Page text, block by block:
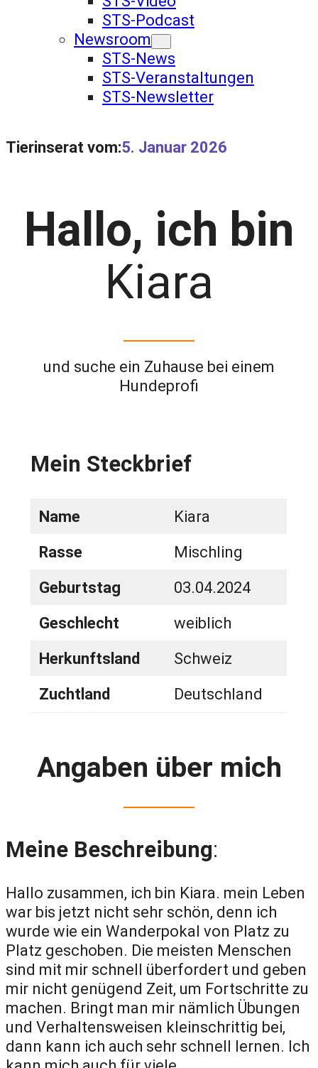
STS-Podcast
Newsroom
STS-News
STS-Veranstaltungen
STS-Newsletter
Tierinserat vom:5. Januar 2026
Hallo, ich bin
Kiara
und suche ein Zuhause bei einem
Hundeprofi
Mein Steckbrief
Name
Kiara
Rasse
Mischling
Geburtstag
03.04.2024
Geschlecht
weiblich
Herkunftsland
Schweiz
Zuchtland
Deutschland
Angaben über mich
Meine Beschreibung:
Hallo zusammen, ich bin Kiara. mein Leben
war bis jetzt nicht sehr schön, denn ich
wurde wie ein Wanderpokal von Platz zu
Platz geschoben. Die meisten Menschen
sind mit mir schnell überfordert und geben
mir nicht genügend Zeit, um Fortschritte zu
machen. Bringt man mir nämlich Übungen
und Verhaltensweisen kleinschrittig bei,
dann kann ich auch sehr schnell lernen. Ich